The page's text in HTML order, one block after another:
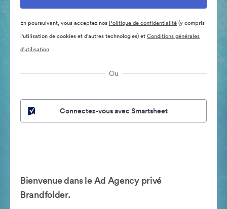
En poursuivant, vous acceptez nos Politique de confidentialité(y compris
l'utilisation de cookies et d'autres technologies) etConditions générales
d’utilisation
Ou
Connectez-vous avec Smartsheet
Bienvenue dans le Ad Agency privé
Brandfolder.